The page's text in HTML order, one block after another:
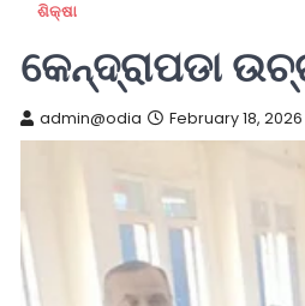
ଶିକ୍ଷା
କେନ୍ଦ୍ରାପଡା
admin@odia February 18, 2026